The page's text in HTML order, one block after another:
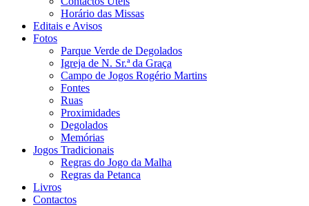
Horário das Missas
Editais e Avisos
Fotos
Parque Verde de Degolados
Igreja de N. Sr.ª da Graça
Campo de Jogos Rogério Martins
Fontes
Ruas
Proximidades
Degolados
Memórias
Jogos Tradicionais
Regras do Jogo da Malha
Regras da Petanca
Livros
Contactos